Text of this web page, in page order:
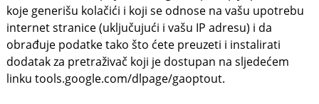
koje generišu kolačići i koji se odnose na vašu upotrebu
internet stranice (uključujući i vašu IP adresu) i da
obrađuje podatke tako što ćete preuzeti i instalirati
dodatak za pretraživač koji je dostupan na sljedećem
linku tools.google.com/dlpage/gaoptout.